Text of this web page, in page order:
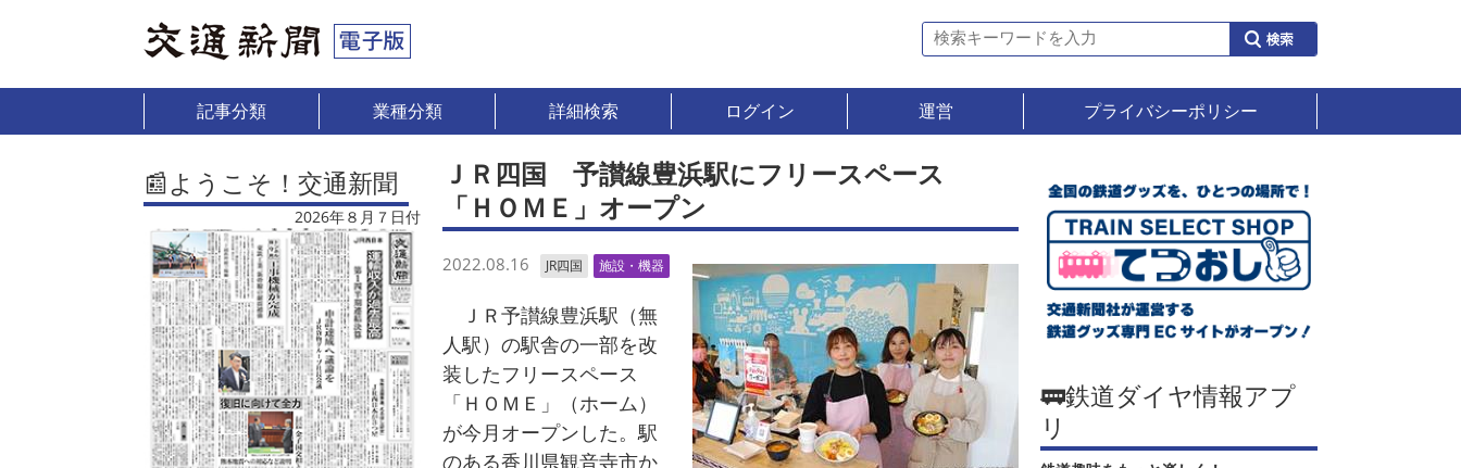
記事分類 業種分類 詳細検索 ログイン 運営 プライバシーポリシー
📰ようこそ！交通新聞
2026年８月７日付
ＪＲ四国 予讃線豊浜駅にフリースペース
「ＨＯＭＥ」オープン
2022.08.16 JR四国 施設・機器
ＪＲ予讃線豊浜駅（無
人駅）の駅舎の一部を改
装したフリースペース
「ＨＯＭＥ」（ホーム）
が今月オープンした。駅
のある香川県観音寺市か
🚃鉄道ダイヤ情報アプ
リ